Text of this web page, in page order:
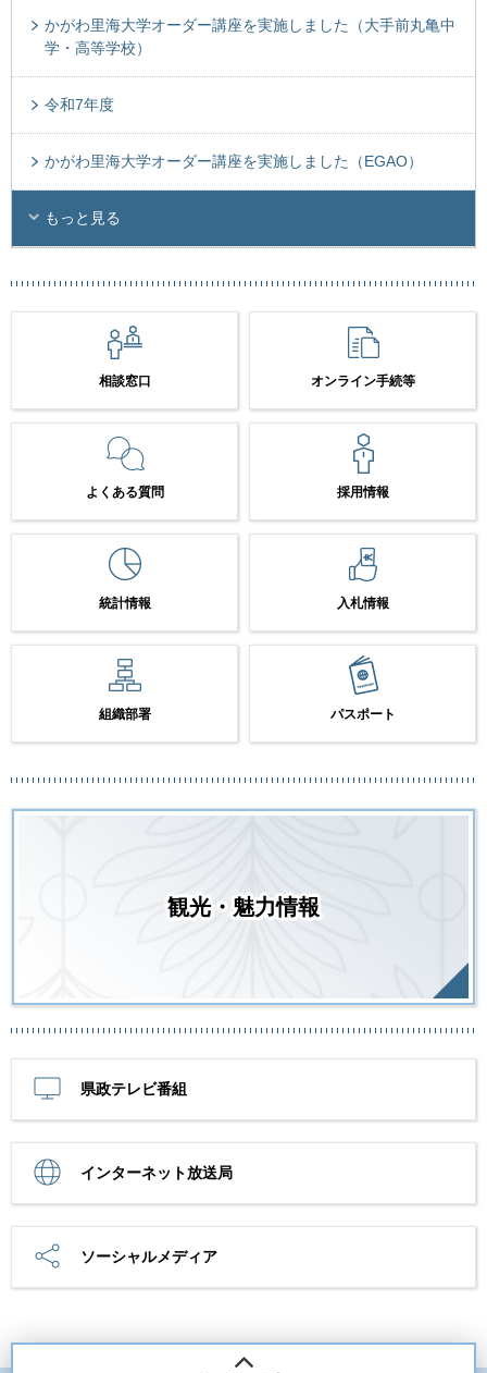
かがわ里海大学オーダー講座を実施しました（大手前丸亀中
学・高等学校）
令和7年度
かがわ里海大学オーダー講座を実施しました（EGAO）
もっと見る
相談窓口 オンライン手続等
よくある質問 採用情報
統計情報 入札情報
組織部署 パスポート
観光・魅力情報
県政テレビ番組
インターネット放送局
ソーシャルメディア